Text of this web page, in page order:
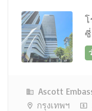
ซี่
Ascott
กรุงเทพฯ
ว่าง